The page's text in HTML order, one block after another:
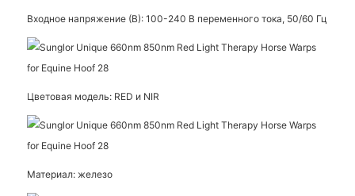
Входное напряжение (В): 100-240 В переменного тока, 50/60 Гц
Цветовая модель: RED и NIR
Материал: железо